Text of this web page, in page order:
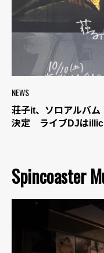
NEWS
荘子it、ソロアルバム
決定 ライブDJは
Spincoaster